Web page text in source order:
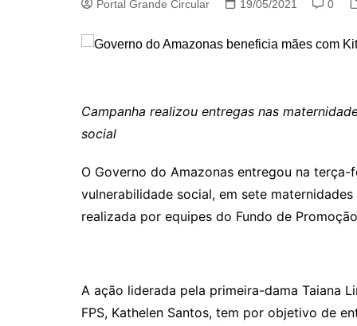
Portal Grande Circular 19/05/2021 0
Campanha realizou entregas nas
social
O Governo do Amazonas entregou na
vulnerabilidade social, em sete
realizada por equipes do Fundo de
A ação liderada pela primeira-dama Taiana
FPS, Kathelen Santos, tem por objetivo de